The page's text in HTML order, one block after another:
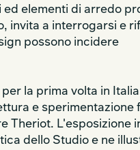
elementi di arredo
invita a interrogarsi e
possono incidere
la prima volta in
e sperimentazione
Theriot. L'esposizione
dello Studio e ne